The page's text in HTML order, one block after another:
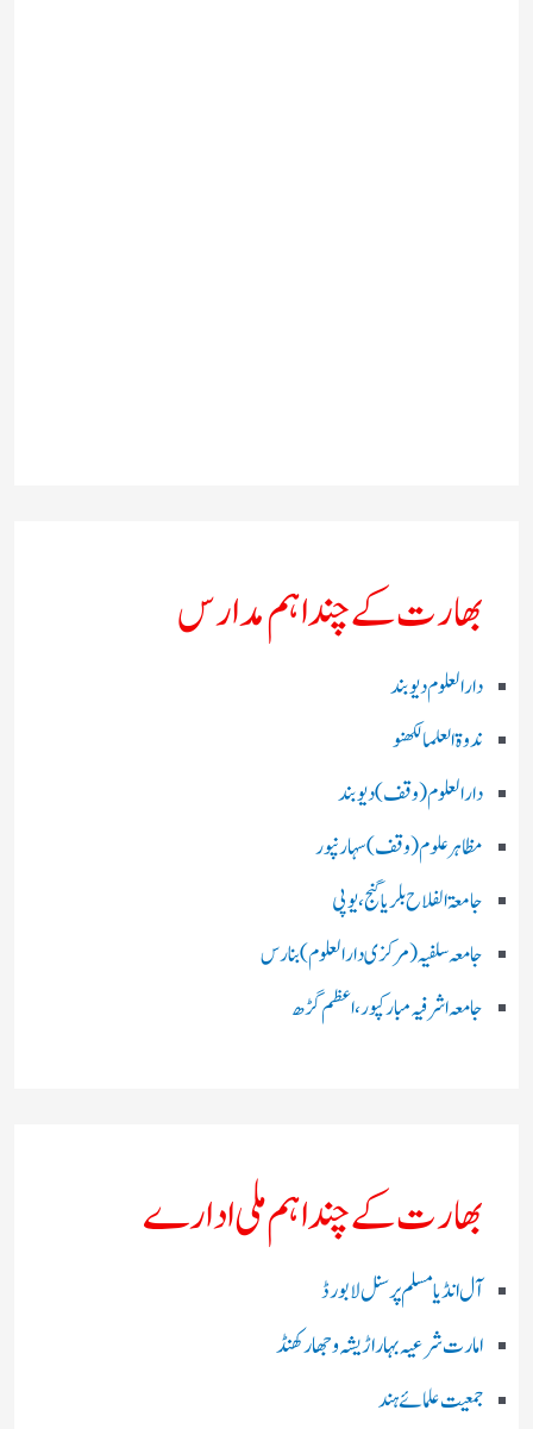
بھارت کے چند اہم مدارس
دارالعلوم دیوبند
ندوۃالعلما لکھنو
دارالعلوم (وقف)دیوبند
مظاہرعلوم (وقف)سہارنپور
جامعۃ الفلاح بلریاگنج،یوپی
جامعہ سلفیہ(مرکزی دارالعلوم )بنارس
جامعہ اشرفیہ مبارکپور،اعظم گڑھ
بھارت کے چند اہم ملی ادارے
آل انڈیا مسلم پرسنل لا بورڈ
امارت شرعیہ بہار اڑیشہ و جھارکھنڈ
جمعیت علمائے ہند